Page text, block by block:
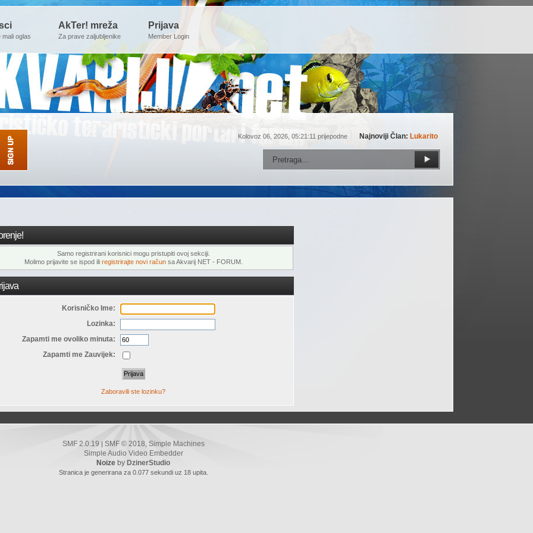
mali oglas
AkTer! mreža
Za prave zaljubljenike
Prijava
Member Login
Kolovoz 06, 2026, 05:21:11 prijepodne Najnoviji Član: Lukarito
Samo registrirani korisnici mogu pristupiti ovoj sekciji.
Molimo prijavite se ispod ili registrirajte novi računsa Akvarij NET - FORUM.
Korisničko Ime:
Lozinka:
Zapamti me ovoliko minuta:
Zapamti me Zauvijek:
Zaboravili ste lozinku?
SMF 2.0.19 SMF © 2018 Simple Machines
Simple Audio Video Embedder
Noize by DzinerStudio
Stranica je generirana za 0.077 sekundi uz 18 upita.